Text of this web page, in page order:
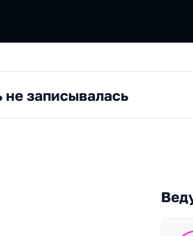
не записывалась